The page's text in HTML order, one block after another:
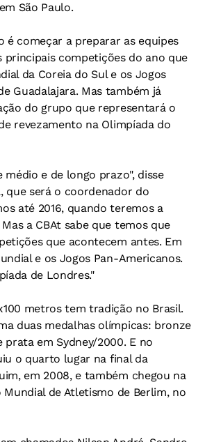
São Paulo.
é começar a preparar as equipes
principais competições do ano que
da Coreia do Sul e os Jogos
Guadalajara. Mas também já
do grupo que representará o
revezamento na Olimpíada do
e de longo prazo", disse
que será o coordenador do
até 2016, quando teremos a
a CBAt sabe que temos que
que acontecem antes. Em
e os Jogos Pan-Americanos.
de Londres."
metros tem tradição no Brasil.
duas medalhas olímpicas: bronze
prata em Sydney/2000. E no
o quarto lugar na final da
em 2008, e também chegou na
de Atletismo de Berlim, no